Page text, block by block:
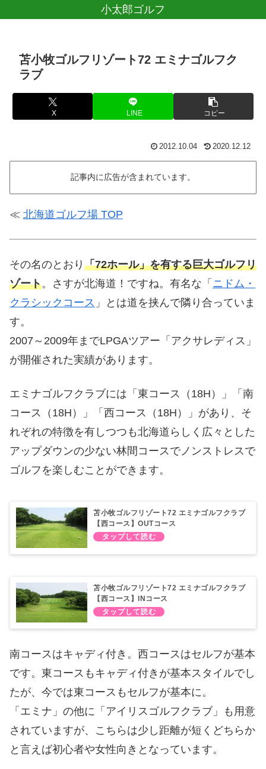
小太郎ゴルフ
苫小牧ゴルフリゾート72 エミナゴルフク
ラブ
X LINE コピー
2012.10.04 2020.12.12
記事内に広告が含まれています。
≪ 北海道ゴルフ場 TOP
その名のとおり 「72ホール」を有する巨大ゴルフリ
ゾート。さすが北海道！ですね。有名な「 ニドム・
クラシックコース 」とは道を挟んで隣り合っていま
す。
2007～2009年までLPGAツアー「アクサレディス」
が開催された実績があります。
エミナゴルフクラブには「東コース（18H）」「南
コース（18H）」「西コース（18H）」があり、そ
れぞれの特徴を有しつつも北海道らしく広々とした
アップダウンの少ない林間コースでノンストレスで
ゴルフを楽しむことができます。
苫小牧ゴルフリゾート72 エミナゴルフクラブ
【西コース】OUTコース
苫小牧ゴルフリゾート72 エミナゴルフクラブ
【西コース】INコース
南コースはキャディ付き。西コースはセルフが基本
です。東コースもキャディ付きが基本スタイルでし
たが、今では東コースもセルフが基本に。
「エミナ」の他に「アイリスゴルフクラブ」も用意
されていますが、こちらは少し距離が短くどちらか
と言えば初心者や女性向きとなっています。